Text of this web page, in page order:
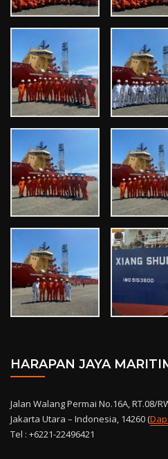
HARAPAN JAYA
Jalan Walang Permai No.16A, RT.08/
Jakarta Utara – Indonesia, 14260 (
Tel : +6221-22496421